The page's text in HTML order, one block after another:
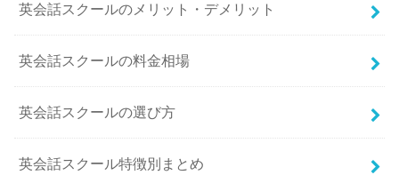
英会話スクールのメリット・デメリット
英会話スクールの料金相場
英会話スクールの選び方
英会話スクール特徴別まとめ